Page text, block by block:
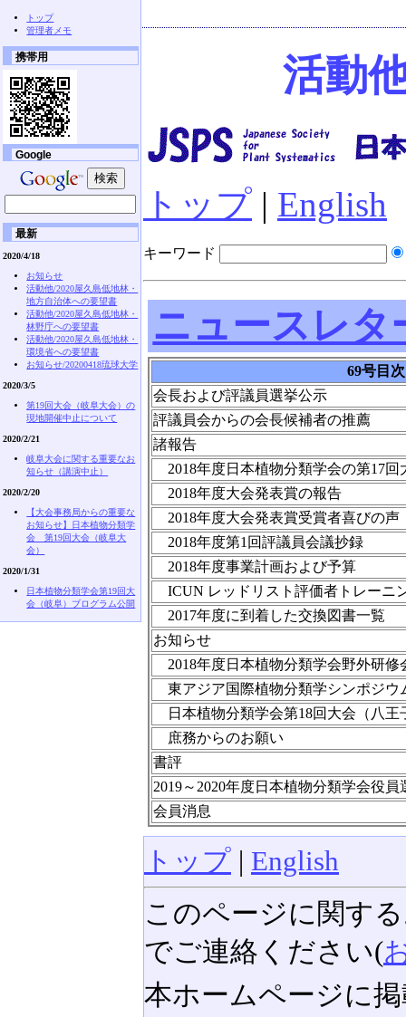
活動
トップ | English
キーワード
ニュースレタ
69号目次
会長および評議員選挙公示
評議員会からの会長候補者の推薦
諸報告
2018年度日本植物分類学会の第17回
2018年度大会発表賞の報告
2018年度大会発表賞受賞者喜びの声
2018年度第1回評議員会議抄録
2018年度事業計画および予算
ICUN レッドリスト評価者トレーニ
2017年度に到着した交換図書一覧
お知らせ
2018年度日本植物分類学会野外研修
東アジア国際植物分類学シンポジウ
日本植物分類学会第18回大会（八王
庶務からのお願い
書評
2019～2020年度日本植物分類学会役
会員消息
トップ | English
このページに関す
でご連絡ください(
本ホームページに
トップ
管理者メモ
携帯用
Google
最新
2020/4/18
お知らせ
活動他/2020屋久島低地林・
地方自治体への要望書
活動他/2020屋久島低地林・
林野庁への要望書
活動他/2020屋久島低地林・
環境省への要望書
お知らせ/20200418琉球大学
2020/3/5
第19回大会（岐阜大会）の
現地開催中止について
2020/2/21
岐阜大会に関する重要なお
知らせ（講演中止）
2020/2/20
【大会事務局からの重要な
お知らせ】日本植物分類学
会 第19回大会（岐阜大
会）
2020/1/31
日本植物分類学会第19回大
会（岐阜）ブログラム公開